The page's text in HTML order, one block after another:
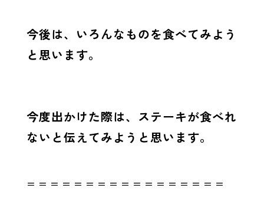
今後は、いろんなものを食べてみよう
と思います。
今度出かけた際は、ステーキが食べれ
ないと伝えてみようと思います。
＝ ＝ ＝ ＝ ＝ ＝ ＝ ＝ ＝ ＝ ＝ ＝ ＝ ＝ ＝ ＝ ＝